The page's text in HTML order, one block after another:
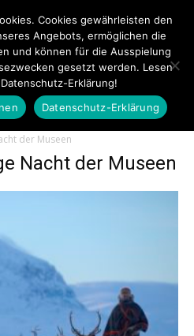
Touristiknews.de
Touristiknews
und
der Museen
Nacht der Museen
Cookies gewährleisten den
Angebots, ermöglichen die
und können für die Ausspielung
gesetzt werden. Lesen
Erklärung!
Datenschutz-Erklärung